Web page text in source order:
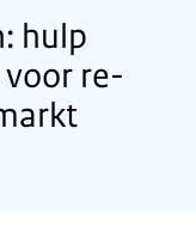
hulp
re-